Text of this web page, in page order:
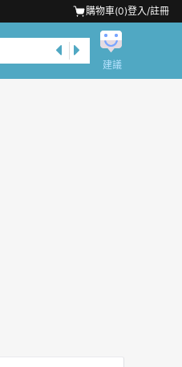
購物車(0)登入/註冊
建議